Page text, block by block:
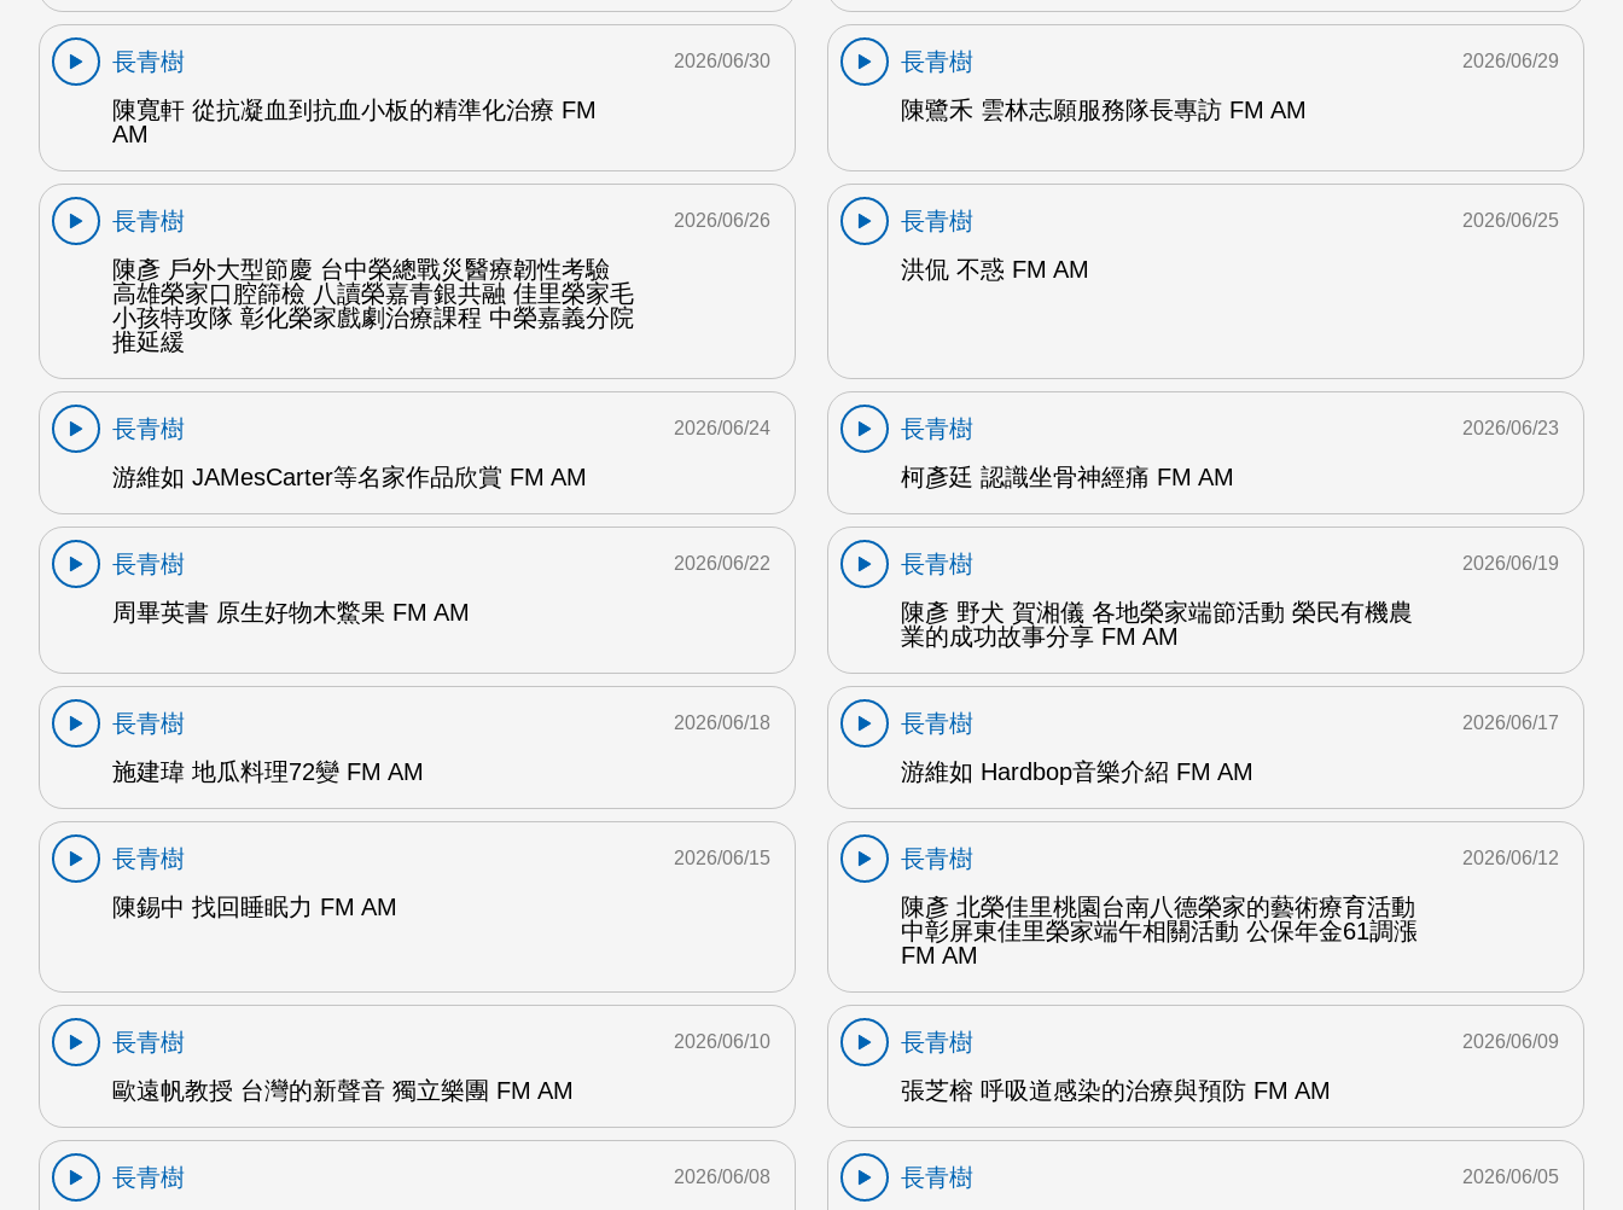
長青樹
陳寬軒 從抗凝血到抗血小板的精準化治療 FM
AM
2026/06/30
長青樹
陳鷺禾 雲林志願服務隊長專訪 FM AM
2026/06/29
長青樹
陳彥 戶外大型節慶 台中榮總戰災醫療韌性考驗
高雄榮家口腔篩檢 八讀榮嘉青銀共融 佳里榮家毛
小孩特攻隊 彰化榮家戲劇治療課程 中榮嘉義分院
推延緩
2026/06/26
長青樹
洪侃 不惑 FM AM
2026/06/25
長青樹
游維如 JAMesCarter等名家作品欣賞 FM AM
2026/06/24
長青樹
柯彥廷 認識坐骨神經痛 FM AM
2026/06/23
長青樹
周畢英書 原生好物木鱉果 FM AM
2026/06/22
長青樹
陳彥 野犬 賀湘儀 各地榮家端節活動 榮民有機農
業的成功故事分享 FM AM
2026/06/19
長青樹
施建瑋 地瓜料理72變 FM AM
2026/06/18
長青樹
游維如 Hardbop音樂介紹 FM AM
2026/06/17
長青樹
陳錫中 找回睡眠力 FM AM
2026/06/15
長青樹
陳彥 北榮佳里桃園台南八德榮家的藝術療育活動
中彰屏東佳里榮家端午相關活動 公保年金61調漲
FM AM
2026/06/12
長青樹
歐遠帆教授 台灣的新聲音 獨立樂團 FM AM
2026/06/10
長青樹
張芝榕 呼吸道感染的治療與預防 FM AM
2026/06/09
長青樹 2026/06/08 長青樹 2026/06/05